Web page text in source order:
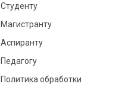
Студенту
Магистранту
Аспиранту
Педагогу
Политика обработки